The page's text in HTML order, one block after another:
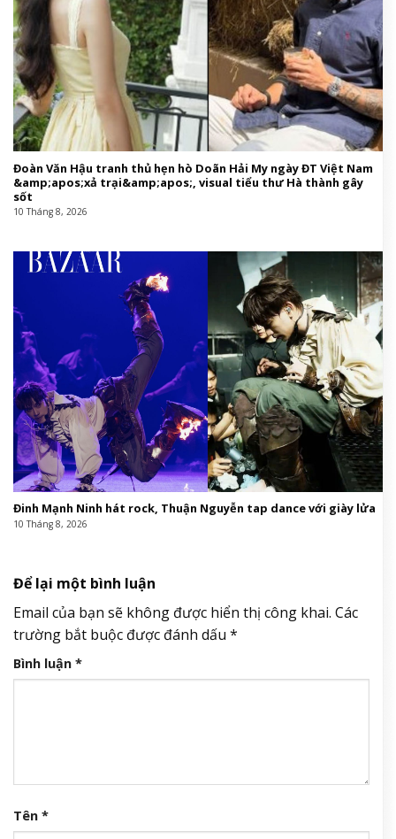
Đoàn Văn Hậu tranh thủ hẹn hò Doãn Hải My ngày ĐT Việt Nam
&amp;apos;xả trại&amp;apos;, visual tiểu thư Hà thành gây
sốt
10 Tháng 8, 2026
Đinh Mạnh Ninh hát rock, Thuận Nguyễn tap dance với giày lửa
10 Tháng 8, 2026
Để lại một bình luận
Email của bạn sẽ không được hiển thị công khai. Các
trường bắt buộc được đánh dấu *
Bình luận *
Tên *